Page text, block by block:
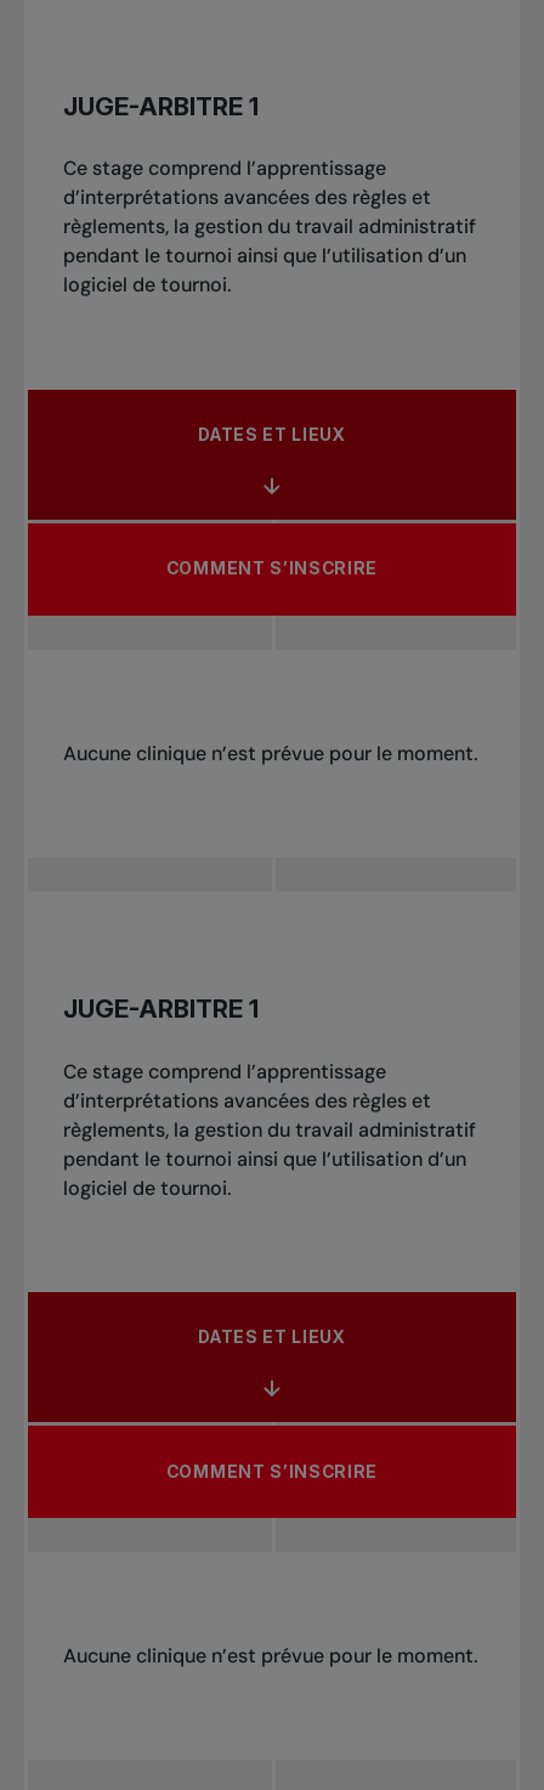
JUGE-ARBITRE 1
Ce stage comprend l’apprentissage
d’interprétations avancées des règles et
règlements, la gestion du travail administratif
pendant le tournoi ainsi que l’utilisation d’un
logiciel de tournoi.
DATES ET LIEUX
COMMENT S’INSCRIRE
Aucune clinique n’est prévue pour le moment.
Pour vous inscrire, faites parvenir un courriel
à : officiating@tenniscanada.com.
JUGE-ARBITRE 1
Ce stage comprend l’apprentissage
d’interprétations avancées des règles et
règlements, la gestion du travail administratif
pendant le tournoi ainsi que l’utilisation d’un
logiciel de tournoi.
DATES ET LIEUX
COMMENT S’INSCRIRE
Aucune clinique n’est prévue pour le moment.